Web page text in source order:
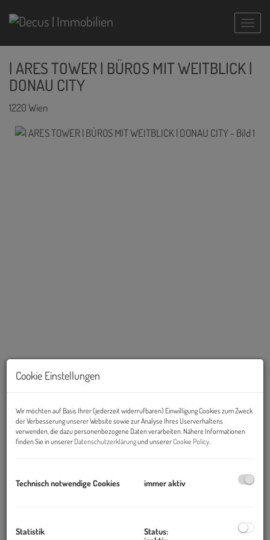
| ARES TOWER | BÜROS MIT WEITBLICK |
DONAU CITY
1220 Wien
Beschreibung
ist ein Bürohochhaus im 22. Bezirk. Er wurde in
den Jahren 1999 bis 2001 nach Plänen von Architekt
namensgebend, in diesem Fall der griechische Kriegsgott ARES.
Cookie Einstellungen
Wir möchten auf Basis Ihrer (jederzeit widerrufbaren) Einwilligung Cookies zum Zweck
der Verbesserung unserer Website sowie zur Analyse Ihres Userverhaltens
verwenden, die dazu personenbezogene Daten verarbeiten. Nähere Informationen
finden Sie in unserer Datenschutzerklärungund unsererCookie Policy
Technisch notwendige Cookies immer aktiv
Statistik
Status: